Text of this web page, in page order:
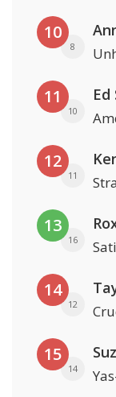
10
8
11
10
Ed
12
11
13
16
14
12
15
14